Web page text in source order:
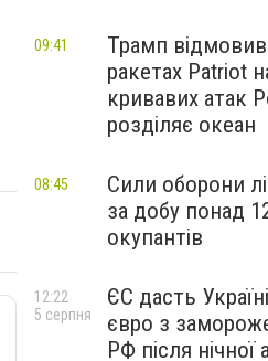
Трамп відмовив
ракетах Patriot
кривавих атак
розділяє океан
09:41
Сили оборони
за добу понад
окупантів
08:45
ЄС дасть
євро з
РФ після нічної
12:22
5 серпня